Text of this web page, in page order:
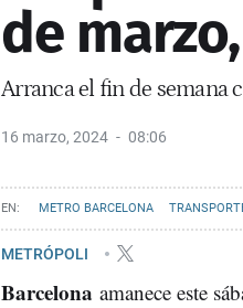
de
Arranca el fin de semana
16 marzo, 2024 08:06
METRO BARCELONA
METRÓPOLI
Barcelona amanece este